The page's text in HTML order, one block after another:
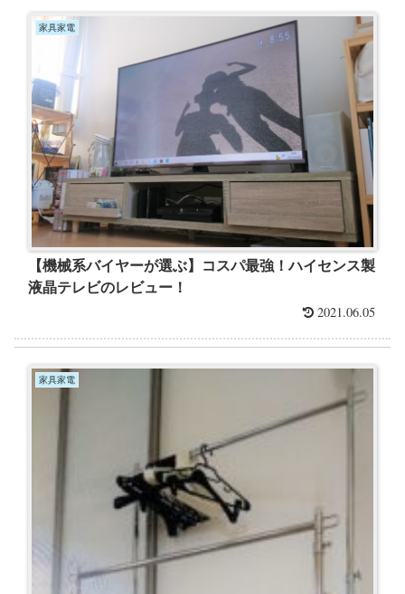
家具家電
【機械系バイヤーが選ぶ】コスパ最強！ハイセンス製
液晶テレビのレビュー！
2021.06.05
家具家電